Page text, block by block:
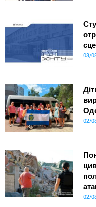
03/
02/
02/